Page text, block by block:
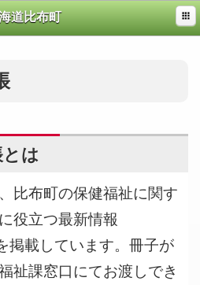
道比布町
は
比布町の保健福祉に関す
役立つ最新情報
掲載しています。冊子が
祉課窓口にてお渡しでき